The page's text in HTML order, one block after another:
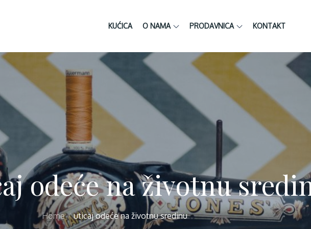
KUĆICA O NAMA PRODAVNICA KONTAKT
odeće na životnu
Home uticaj odeće na životnu sredinu